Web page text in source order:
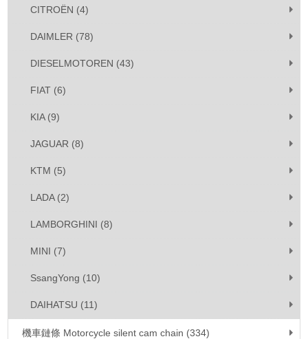
CITROËN (4)
DAIMLER (78)
DIESELMOTOREN (43)
FIAT (6)
KIA (9)
JAGUAR (8)
KTM (5)
LADA (2)
LAMBORGHINI (8)
MINI (7)
SsangYong (10)
DAIHATSU (11)
機車鏈條 Motorcycle silent cam chain (334)